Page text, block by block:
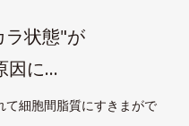
ラ状態"が
因に…
て細胞間脂質にすきまがで